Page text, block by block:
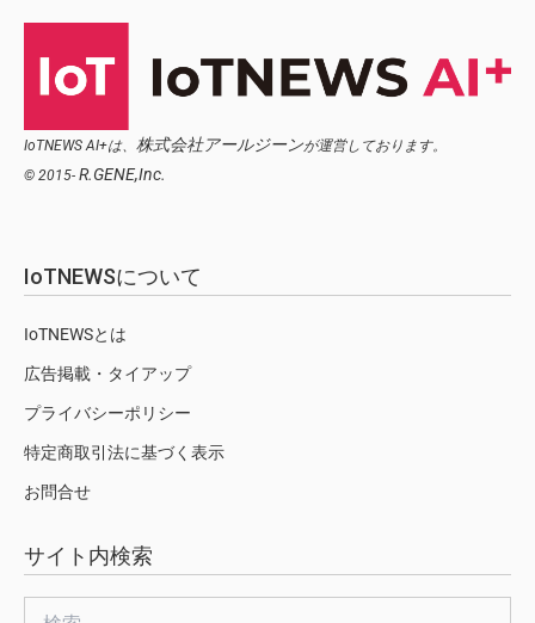
IoTNEWS AI+は、 株式会社アールジーンが運営しております。
© 2015- R.GENE,Inc.
IoTNEWSについて
IoTNEWSとは
広告掲載・タイアップ
プライバシーポリシー
特定商取引法に基づく表示
お問合せ
サイト内検索